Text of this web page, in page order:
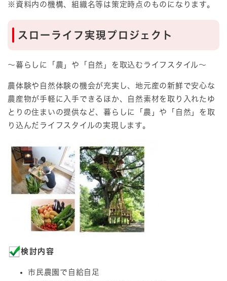
※資料内の機構、組織名等は策定時点のものになります。
スローライフ実現プロジェクト
～暮らしに「農」や「自然」を取込むライフスタイル～
農体験や自然体験の機会が充実し、地元産の新鮮で安心な
農産物が手軽に入手できるほか、自然素材を取り入れたゆ
とりの住まいの提供など、暮らしに「農」や「自然」を取
り込んだライフスタイルの実現します。
検討内容
市民農園で自給自足